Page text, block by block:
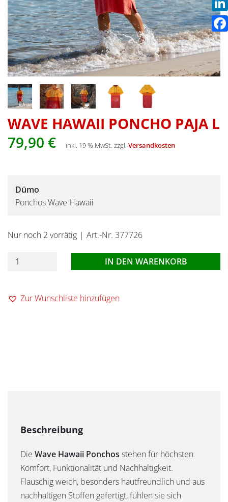
WAVE HAWAII PONCHO PAJA L
79,90 € inkl. 19 % MwSt. zzgl. Versandkosten
Dümo
Ponchos Wave Hawaii
Nur noch 2 vorrätig Art.-Nr. 377726
Wave
Paja
IN DEN WARENKORB
Zur Wunschliste hinzufügen
Die Wave Hawaii Ponchos stehen für höchsten
Komfort, Funktionalität und Nachhaltigkeit.
Flauschig weich, besonders hautfreundlich und aus
nachhaltigen Stoffen gefertigt, fühlen sie sich